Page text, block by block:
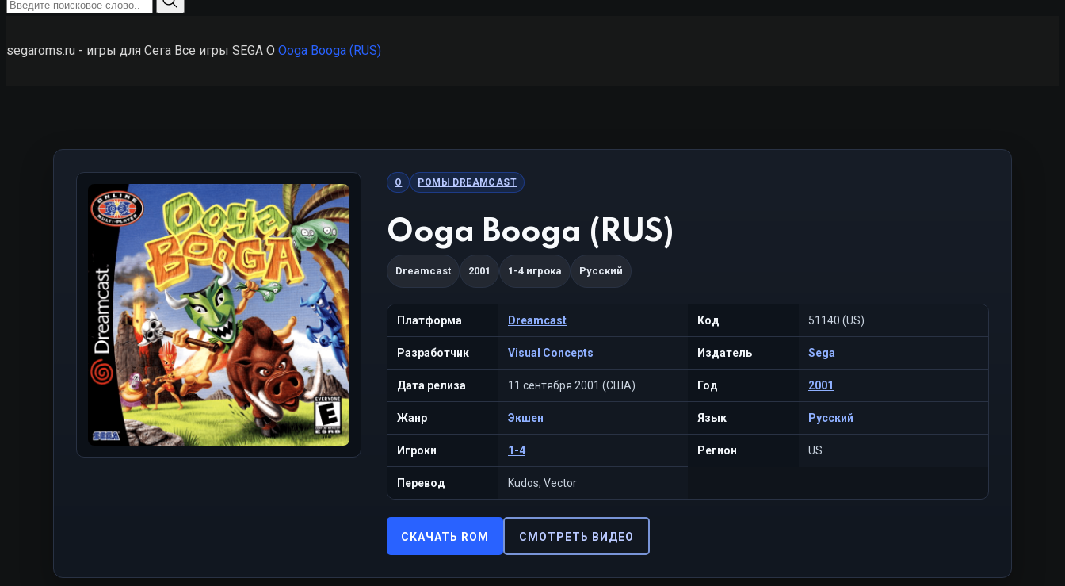
segaroms.ru - игры для Сега Все игры SEGA O Ooga Booga (RUS)
O РОМЫ DREAMCAST
Ooga Booga (RUS)
Dreamcast 2001 1-4 игрока Русский
Платформа Dreamcast Код 51140 (US)
Разработчик Visual Concepts Издатель Sega
Дата релиза 11 сентября 2001 (США) Год 2001
Жанр Экшен Язык Русский
Игроки 1-4 Регион US
Перевод Kudos, Vector
СКАЧАТЬ ROM СМОТРЕТЬ ВИДЕО